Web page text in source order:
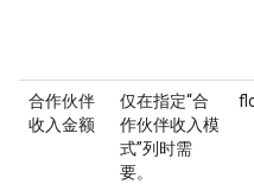
合作伙伴
收入金额
仅在指定“合
作伙伴收入模
式”列时需
要。